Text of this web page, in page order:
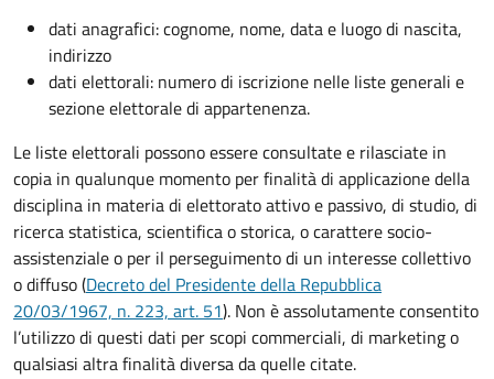
dati anagrafici: cognome, nome, data e luogo di nascita,
indirizzo
dati elettorali: numero di iscrizione nelle liste generali e
sezione elettorale di appartenenza.
Le liste elettorali possono essere consultate e rilasciate in
copia in qualunque momento per finalità di applicazione della
disciplina in materia di elettorato attivo e passivo, di studio, di
ricerca statistica, scientifica o storica, o carattere socio-
assistenziale o per il perseguimento di un interesse collettivo
o diffuso (Decreto del Presidente della Repubblica
20/03/1967, n. 223, art. 51). Non è assolutamente consentito
l’utilizzo di questi dati per scopi commerciali, di marketing o
qualsiasi altra finalità diversa da quelle citate.